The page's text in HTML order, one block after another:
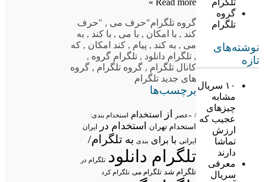
تلگرام
گروه
تلگرام
نوشته‌های
تازه
۱۰ سریال
مشابه
چیزهای
عجیب که
ارزش
تماشا
دارند
معرفی
سریال
گروه تلگرام"حرف می , "حرف
کند , با امکان , با می , با کند , به
می , به کند , پیام , کند امکان , که
, تلگرام دانلود , تلگرام گروه ,
کانال تلگرام , گروه تلگرام , گروه
های جدید تلگرام
برچسب‌ها
/ «عصر از استخدام استخدام بندی:
استخدام تهران استخدام در ایران
ایرانی با برای بندی به تلگرام/
تلگرام دانلود تلگرام در
تلگرام شد تلگرام می تلگرام کرد